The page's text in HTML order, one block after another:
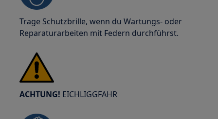
Trage Schutzbrille, wenn du Wartungs- oder
Reparaturarbeiten mit Federn durchführst.
ACHTUNG! EICHLIGGFAHR